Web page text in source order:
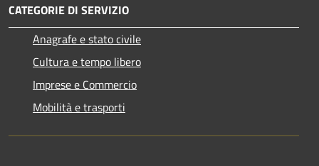
CATEGORIE DI SERVIZIO
Anagrafe e stato civile
Cultura e tempo libero
Imprese e Commercio
Mobilità e trasporti